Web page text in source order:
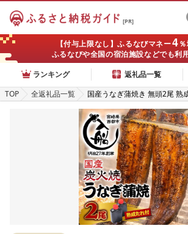
[PR]
【付与上限なし】ふるなびマネー4
ふるなびや全国の宿泊施設などでも利
ランキング
返礼品一覧
TOP
全返礼品一覧
国産うなぎ蒲焼き 無頭2尾 熟
火焼一筋 老舗「うなぎの入船